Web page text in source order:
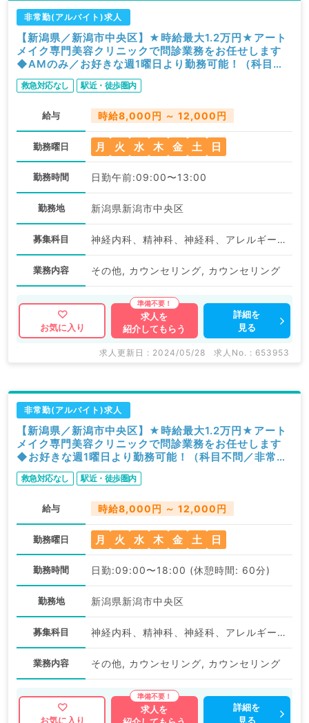
非常勤(アルバイト)求人
【新潟県／新潟市中央区】★時給最大1.2万円★アート
メイク専門美容クリニックで問診業務をお任せします
◆AMのみ／お好きな週1曜日より勤務可能！（科目不
問／非常勤）
救急対応なし 駅近・徒歩圏内
給与 時給8,000円 ～ 12,000円
勤務曜日 月 火 水 木 金 土 日
勤務時間 日勤午前:09:00〜13:00
勤務地 新潟県新潟市中央区
募集科目 神経内科、精神科、神経科、アレルギー科、リウマチ科、小児科、整形外科、形成外科、美容外科、脳神経外科、呼吸器外科、心臓血管外科、小児外科、皮膚科、泌尿器科、産婦人科、産科、婦人科、眼科、耳鼻咽喉科、気管食道科、放射線科、リハビリテーション科、麻酔科、ペインクリニック、人工透析科、緩和ケア科、一般内科、循環器内科、消化器内科、内分泌・代謝内科、腎臓内科、老年内科、外科系全般、一般外科、消化器外科、乳腺外科、総合診療科、美容皮膚科、健診・人間ドック、救急科・ＩＣＵ、病理科、基礎医学系、膠原病科、スポーツ整形外科、大腸・肛門外科、その他、脊髄・脊椎外科、科目不問
業務内容 その他, カウンセリング, カウンセリング
お気に入り
求人を
紹介してもらう
詳細を
見る
求人更新日 : 2024/05/28 求人No. : 653953
非常勤(アルバイト)求人
【新潟県／新潟市中央区】★時給最大1.2万円★アート
メイク専門美容クリニックで問診業務をお任せします
◆お好きな週1曜日より勤務可能！（科目不問／非常
勤）
救急対応なし 駅近・徒歩圏内
給与 時給8,000円 ～ 12,000円
勤務曜日 月 火 水 木 金 土 日
勤務時間 日勤:09:00〜18:00 (休憩時間: 60分)
勤務地 新潟県新潟市中央区
募集科目 神経内科、精神科、神経科、アレルギー科、リウマチ科、小児科、整形外科、形成外科、美容外科、脳神経外科、呼吸器外科、心臓血管外科、小児外科、皮膚科、泌尿器科、産婦人科、産科、婦人科、眼科、耳鼻咽喉科、気管食道科、放射線科、リハビリテーション科、麻酔科、ペインクリニック、人工透析科、緩和ケア科、一般内科、循環器内科、消化器内科、内分泌・代謝内科、腎臓内科、老年内科、外科系全般、一般外科、消化器外科、乳腺外科、総合診療科、美容皮膚科、健診・人間ドック、救急科・ＩＣＵ、病理科、基礎医学系、膠原病科、スポーツ整形外科、大腸・肛門外科、その他、脊髄・脊椎外科、科目不問
業務内容 その他, カウンセリング, カウンセリング
お気に入り
求人を
詳細を
見る